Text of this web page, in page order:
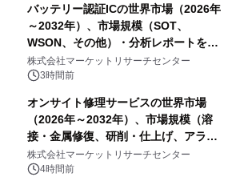
バッテリー認証ICの世界市場（2026年
～2032年）、市場規模（SOT、
WSON、その他）・分析レポートを発
表
株式会社マーケットリサーチセンター
3時間前
オンサイト修理サービスの世界市場
（2026年～2032年）、市場規模（溶
接・金属修復、研削・仕上げ、アライ
メント、その他）・分析レポートを発
表
株式会社マーケットリサーチセンター
4時間前